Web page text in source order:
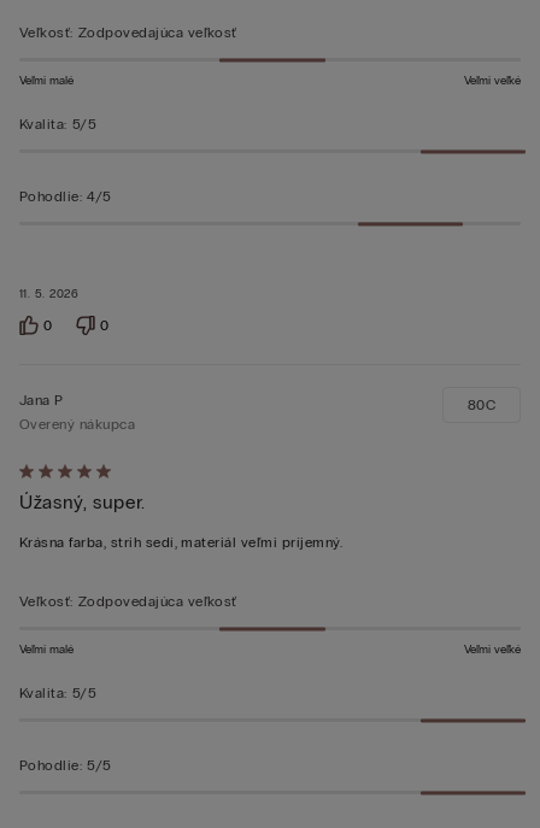
11. 5. 2026
Veľkosť: Zodpovedajúca veľkosť
Veľmi malé Veľmi veľké
Kvalita: 5/5
Pohodlie: 4/5
0 0
Hodnotenie:
5
z 5
Jana P
Overený nákupca
Úžasný, super.
Krásna farba, strih sedí, materiál veľmi príjemný.
80C
Veľkosť: Zodpovedajúca veľkosť
Veľmi malé Veľmi veľké
Kvalita: 5/5
Pohodlie: 5/5